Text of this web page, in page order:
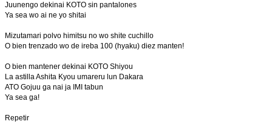
Juunengo dekinai KOTO sin pantalones
Ya sea wo ai ne yo shitai
Mizutamari polvo himitsu no wo shite cuchillo
O bien trenzado wo de ireba 100 (hyaku) diez manten!
O bien mantener dekinai KOTO Shiyou
La astilla Ashita Kyou umareru lun Dakara
ATO Gojuu ga nai ja IMI tabun
Ya sea ga!
Repetir